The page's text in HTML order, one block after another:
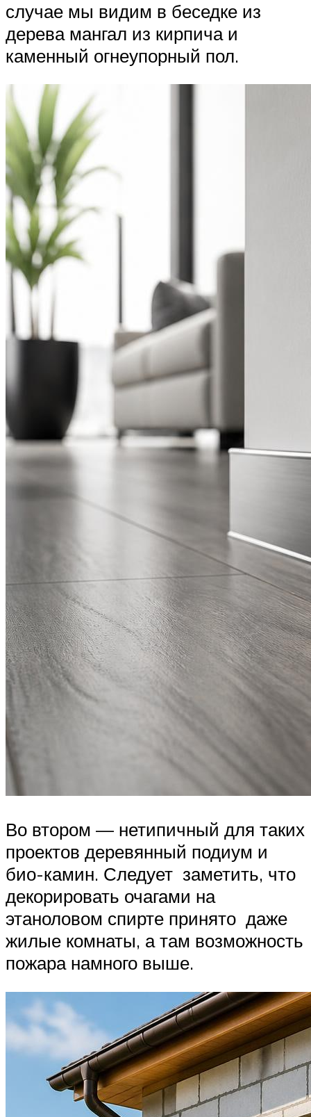
случае мы видим в беседке из
дерева мангал из кирпича и
каменный огнеупорный пол.
Во втором — нетипичный для таких
проектов деревянный подиум и
био-камин. Следует заметить, что
декорировать очагами на
этаноловом спирте принято даже
жилые комнаты, а там возможность
пожара намного выше.